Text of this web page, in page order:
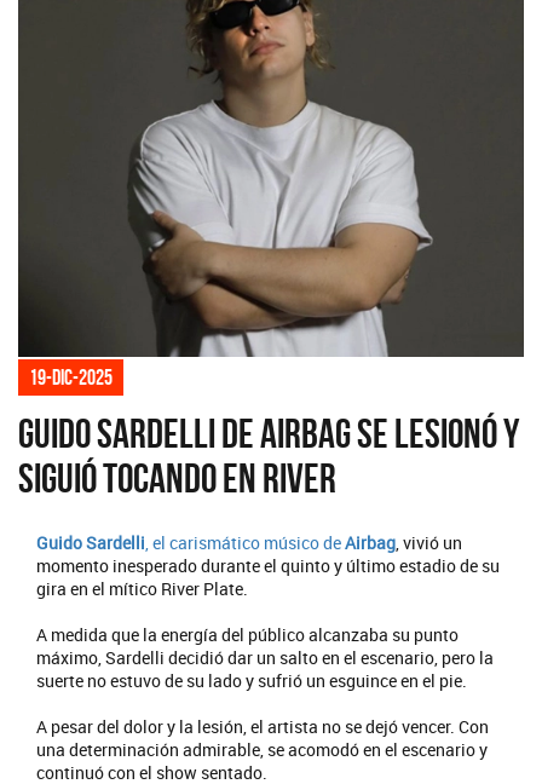
19-dic-2025
Guido Sardelli de Airbag se lesionó y
siguió tocando en River
Guido Sardelli, el carismático músico deAirbag, vivió un
momento inesperado durante el quinto y último estadio de su
gira en el mítico River Plate.
A medida que la energía del público alcanzaba su punto
máximo, Sardelli decidió dar un salto en el escenario, pero la
suerte no estuvo de su lado y sufrió un esguince en el pie.
A pesar del dolor y la lesión, el artista no se dejó vencer. Con
una determinación admirable, se acomodó en el escenario y
continuó con el show sentado.